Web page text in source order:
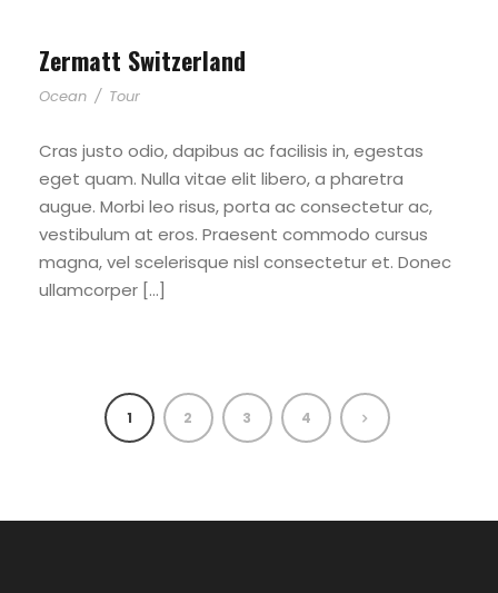
Zermatt Switzerland
Ocean / Tour
Cras justo odio, dapibus ac facilisis in, egestas
eget quam. Nulla vitae elit libero, a pharetra
augue. Morbi leo risus, porta ac consectetur ac,
vestibulum at eros. Praesent commodo cursus
magna, vel scelerisque nisl consectetur et. Donec
ullamcorper […]
1 2 3 4